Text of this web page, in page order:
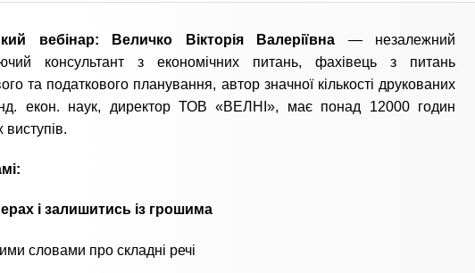
вебінар: Величко Вікторія Валеріївна — незалежний
консультант з економічних питань, фахівець з питань
та податкового планування, автор значної кількості друкованих
екон. наук, директор ТОВ «ВЕЛНІ», має понад 12000 годин
виступів.
і залишитись із грошима
словами про складні речі